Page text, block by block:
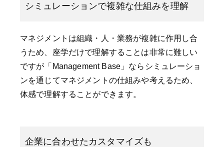
シミュレーションで複雑な仕組みを理解
マネジメントは組織・人・業務が複雑に作用し合
うため、座学だけで理解することは非常に難しい
ですが「Management Base」ならシミュレーショ
ンを通じてマネジメントの仕組みや考えるため、
体感で理解することができます。
企業に合わせたカスタマイズも